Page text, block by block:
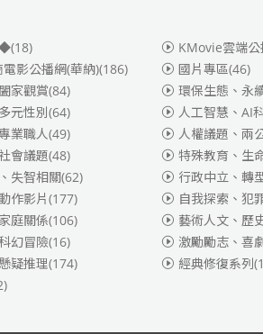
(18) KMovie雲端公播
影公播網(華納)(186) 國片專區(46)
家觀賞(84) 環保生態、永
元性別(64) 人工智慧、AI
業職人(49) 人權議題、兩
會議題(48) 特殊教育、生
失智相關(62) 行政中立、轉
作影片(177) 自我探索、犯
庭關係(106) 藝術人文、歷
幻冒險(16) 激勵勵志、喜
疑推理(174) 經典修復系列